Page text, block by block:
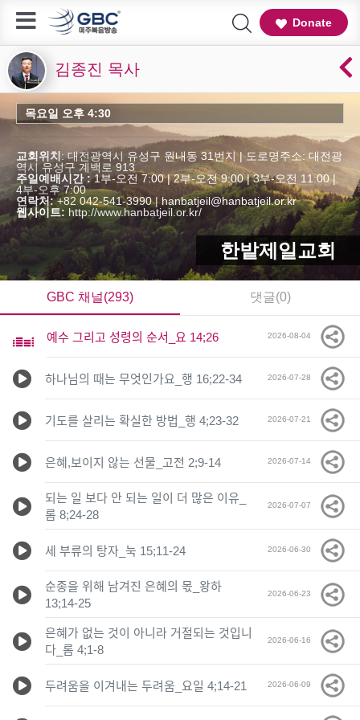
Donate
김종진 목사
한밭제일교회
목요일 오후 4:30
교회위치: 대전광역시 유성구 원내동 31번지 | 도로명주소: 대전광
역시 유성구 계백로 913
주일예배시간 :1부-오전 7:00 | 2부-오전 9:00 | 3부-오전 11:00 |
4부-오후 7:00
연락처:+82 042-541-3990 | hanbatjeil@hanbatjeil.or.kr
웹사이트: http://www.hanbatjeil.or.kr/
GBC 채널(293) 댓글(0)
예수 그리고 성령의 순서_요 14;26 2026-08-04
하나님의 때는 무엇인가요_행 16;22-34 2026-07-28
기도를 살리는 확실한 방법_행 4;23-32 2026-07-21
은혜,보이지 않는 선물_고전 2;9-14 2026-07-14
되는 일 보다 안 되는 일이 더 많은 이유_
롬 8;24-28
2026-07-07
세 부류의 탕자_눅 15;11-24 2026-06-30
순종을 위해 남겨진 은혜의 몫_왕하
13;14-25
2026-06-23
은혜가 없는 것이 아니라 거절되는 것입니
다_롬 4;1-8
2026-06-16
두려움을 이겨내는 두려움_요일 4;14-21 2026-06-09